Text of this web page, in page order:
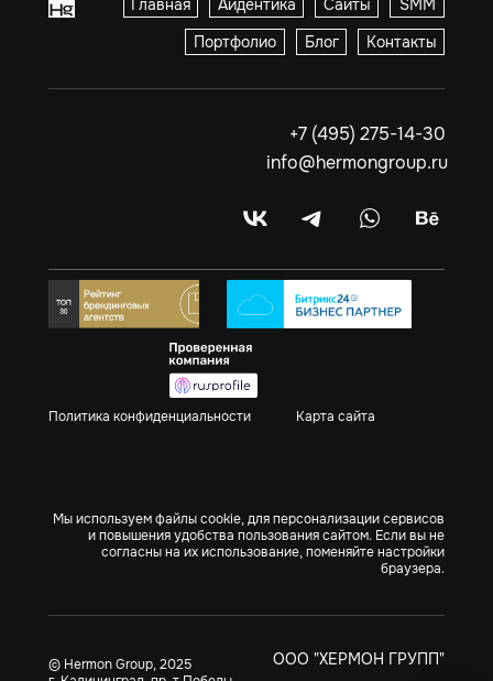
Портфолио
Блог Контакты
Политика конфиденциальности Карта сайта
Мы используем файлы cookie, для персонализации сервисов
и повышения удобства пользования сайтом. Если вы не
согласны на их использование, поменяйте настройки
браузера.
© Hermon Group, 2025
ООО "ХЕРМОН ГРУПП"
+7 (495) 275-14-30
info@hermongroup.ru